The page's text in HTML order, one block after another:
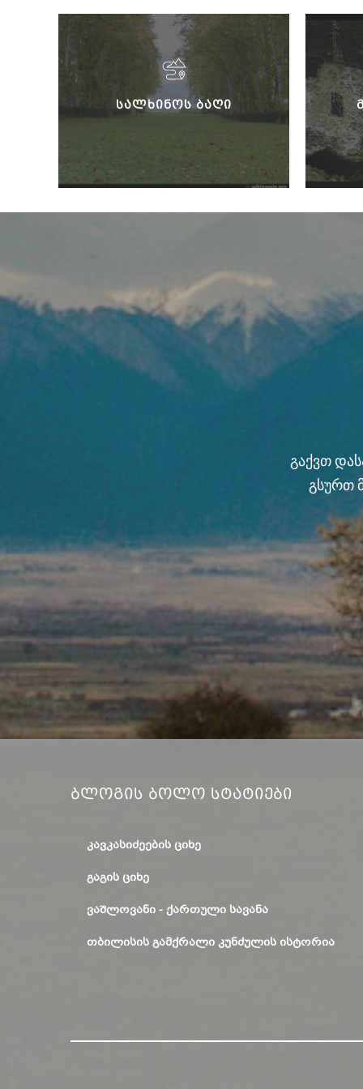
ᲡᲐᲚᲮᲘᲜᲝᲡ ᲑᲐᲦᲘ
გაქვთ
გსურთ
Ბლოგის Ბოლო Სტატიები
ᲙᲐᲕᲙᲐᲡᲘᲫᲔᲔᲑᲘᲡ ᲪᲘᲮᲔ
ᲒᲐᲒᲘᲡ ᲪᲘᲮᲔ
ᲕᲐᲨᲚᲝᲕᲐᲜᲘ - ᲥᲐᲠᲗᲣᲚᲘ ᲡᲐᲕᲐᲜᲐ
ᲗᲑᲘᲚᲘᲡᲘᲡ ᲒᲐᲛᲥᲠᲐᲚᲘ ᲙᲣᲜᲫᲣᲚᲘᲡ ᲘᲡᲢᲝᲠᲘᲐ